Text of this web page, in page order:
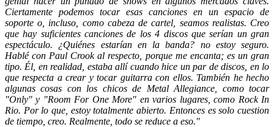
Ciertamente podemos tocar esas canciones en un espacio de
soporte o, incluso, como cabeza de cartel, seamos realistas. Creo
que hay suficientes canciones de los 4 discos que serían un gran
espectáculo. ¿Quiénes estarían en la banda? no estoy seguro.
Hablé con Paul Crook al respecto, porque me encanta; es un gran
tipo. Él, en realidad, estaba allí cuando hice un par de discos, en lo
que respecta a crear y tocar guitarra con ellos. También he hecho
algunas cosas con los chicos de Metal Allegiance, como tocar
"Only" y "Room For One More" en varios lugares, como Rock In
Rio. Por lo que, estoy totalmente abierto. Entonces es solo cuestion
de tiempo, creo. Realmente, todo se reduce a eso."